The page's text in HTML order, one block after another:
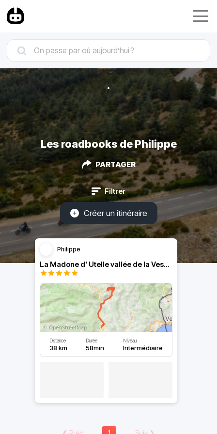
Les roadbooks de Philippe
PARTAGER
Filtrer
Créer un itinéraire
Philippe
La Madone d' Utelle vallée de la Vesubie
Distance
38 km
Durée
58min
Niveau
Intermédiaire